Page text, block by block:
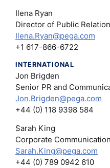
Ilena Ryan
Director of Public
Ilena.Ryan@pega.com
+1 617-866-6722
INTERNATIONAL
Jon Brigden
Senior PR and
Jon.Brigden@pega.com
+44 (0) 118 9398 584
Sarah King
Corporate
Sarah.King@pega.com
+44 (0) 789 0942 610